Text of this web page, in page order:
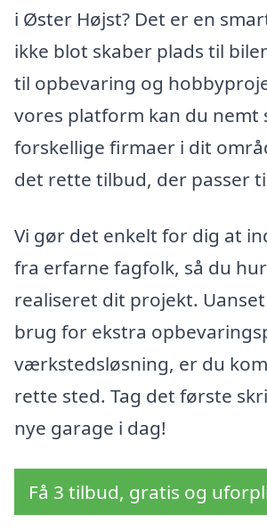
i Øster Højst? Det er en
ikke blot skaber plads til
til opbevaring og
vores platform kan du nemt
forskellige firmaer i dit
det rette tilbud, der passer
Vi gør det enkelt for dig at
fra erfarne fagfolk, så du
realiseret dit projekt.
brug for ekstra
værkstedsløsning, er du
rette sted. Tag det første
nye garage i dag!
Få 3 tilbud, gratis og